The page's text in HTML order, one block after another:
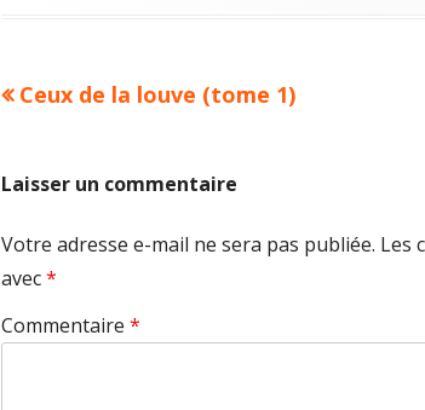
Navigation
Previous
Ceux de la louve (tome 1)
Laisser un commentaire
Votre adresse e-mail ne sera pas publiée. Les
avec*
Commentaire *